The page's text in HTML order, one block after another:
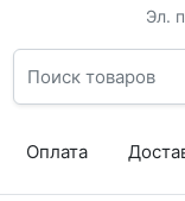
Эл.
Оплата